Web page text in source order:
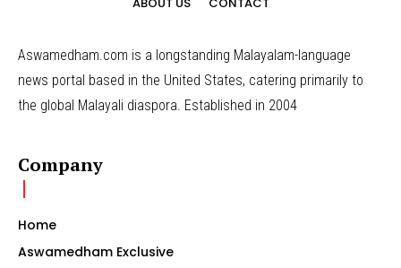
Aswamedham.com is a longstanding Malayalam-language
news portal based in the United States, catering primarily to
the global Malayali diaspora. Established in 2004
Company
Home
Aswamedham Exclusive